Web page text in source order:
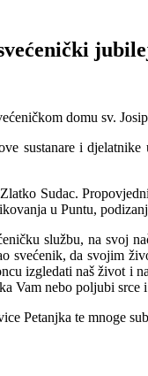
domu sv.
sustanare i
Sudac.
u Puntu,
službu, na svoj
svećenik, da svojim
izgledati naš život i
Vam nebo poljubi
Petanjka te mnoge